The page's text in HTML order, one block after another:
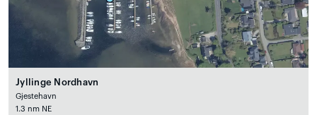
Jyllinge Nordhavn
Gjestehavn
1.3 nm NE